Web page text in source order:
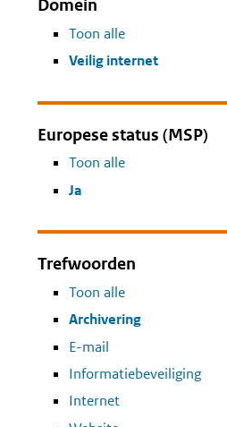
Domein
Toon alle
Veilig internet
Europese status (MSP)
Toon alle
Ja
Trefwoorden
Toon alle
Archivering
E-mail
Informatiebeveiliging
Internet